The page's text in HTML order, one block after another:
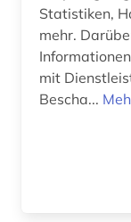
corona (1)
Statistiken,
mehr.
mit
Bescha...